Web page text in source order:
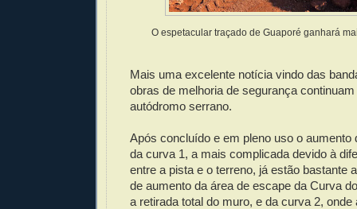
O espetacular traçado de Guaporé ganhará
Mais uma excelente notícia vindo das
obras de melhoria de segurança
autódromo serrano.
Após concluído e em pleno uso o aumento
da curva 1, a mais complicada devido à
entre a pista e o terreno, já estão bastante
de aumento da área de escape da Curva
a retirada total do muro, e da curva 2, onde